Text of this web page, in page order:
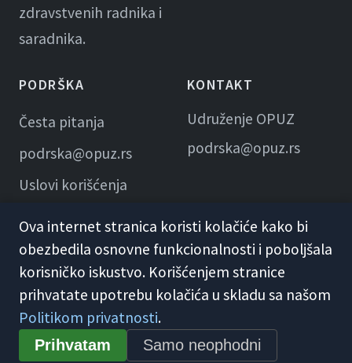
zdravstvenih radnika i
saradnika.
PODRŠKA
Česta pitanja
podrska@opuz.rs
Uslovi korišćenja
KONTAKT
Udruženje OPUZ
podrska@opuz.rs
© 2026 KME Opuz · Udruženje OPUZ
Opšti uslovi korišćenja
Ova internet stranica koristi kolačiće kako bi
obezbedila osnovne funkcionalnosti i poboljšala
korisničko iskustvo. Korišćenjem stranice
prihvatate upotrebu kolačića u skladu sa našom
Politikom privatnosti.
Prihvatam Samo neophodni